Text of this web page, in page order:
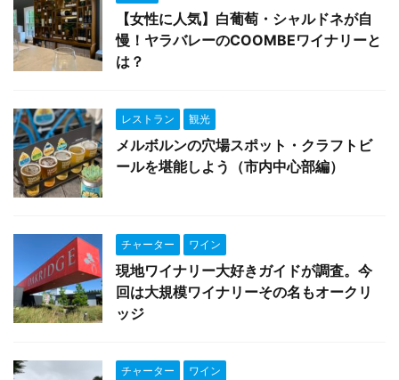
【女性に人気】白葡萄・シャルドネが自
慢！ヤラバレーのCOOMBEワイナリーと
は？
レストラン 観光
メルボルンの穴場スポット・クラフトビ
ールを堪能しよう（市内中心部編）
チャーター ワイン
現地ワイナリー大好きガイドが調査。今
回は大規模ワイナリーその名もオークリ
ッジ
チャーター ワイン